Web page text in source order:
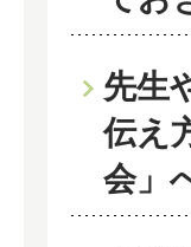
先生
伝え
会」